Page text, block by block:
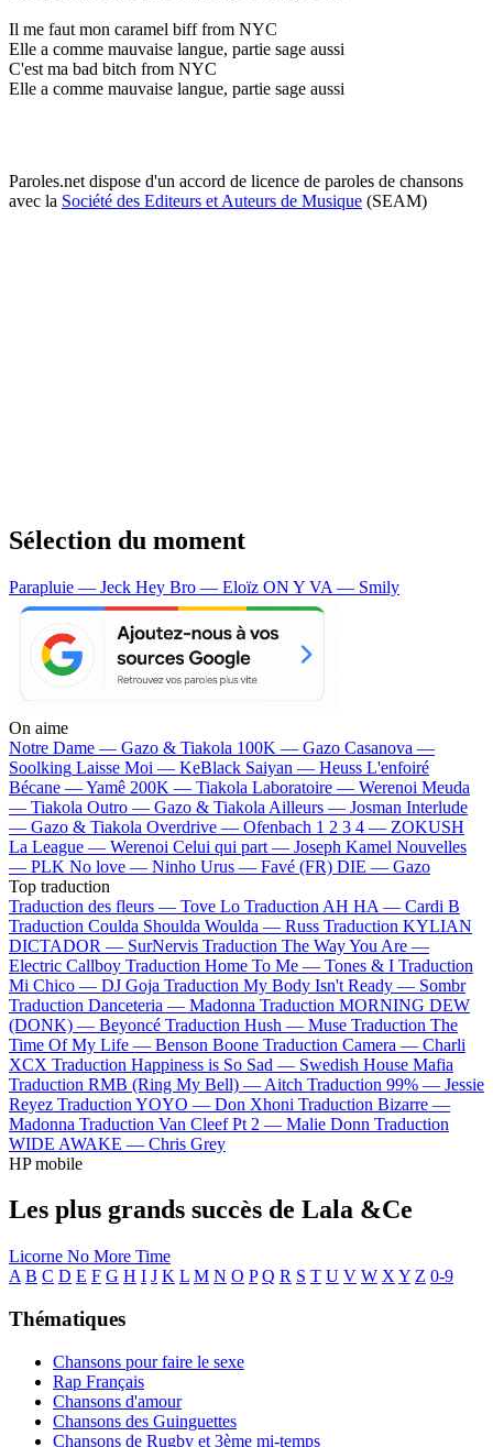
Il me faut mon caramel biff from NYC
Elle a comme mauvaise langue, partie sage aussi
C'est ma bad bitch from NYC
Elle a comme mauvaise langue, partie sage aussi
Paroles.net dispose d'un accord de licence de paroles de chansons
avec la Société des Editeurs et Auteurs de Musique (SEAM)
Sélection du moment
Parapluie — Jeck Hey Bro — Eloïz ON Y VA — Smily
On aime
Notre Dame — Gazo & Tiakola 100K — Gazo Casanova —
Soolking Laisse Moi — KeBlack Saiyan — Heuss L'enfoiré
Bécane —Yamê 200K — Tiakola Laboratoire — Werenoi Meuda
— Tiakola Outro — Gazo & Tiakola Ailleurs — Josman Interlude
— Gazo & Tiakola Overdrive — Ofenbach 1 2 3 4 — ZOKUSH
La League — Werenoi Celui qui part — Joseph Kamel Nouvelles
— PLK No love — Ninho Urus — Favé (FR) DIE — Gazo
Top traduction
Traduction des fleurs — Tove Lo Traduction AH HA — Cardi B
Traduction Coulda Shoulda Woulda — Russ Traduction KYLIAN
DICTADOR — SurNervis Traduction The Way You Are —
Electric Callboy Traduction Home To Me — Tones & I Traduction
Mi Chico — DJ Goja Traduction My Body Isn't Ready — Sombr
Traduction Danceteria — Madonna Traduction MORNING DEW
(DONK) — Beyoncé Traduction Hush — Muse Traduction The
Time Of My Life — Benson Boone Traduction Camera — Charli
XCX Traduction Happiness is So Sad — Swedish House Mafia
Traduction RMB (Ring My Bell) — Aitch Traduction 99% — Jessie
Reyez Traduction YOYO — Don Xhoni Traduction Bizarre —
Madonna Traduction Van Cleef Pt 2 — Malie Donn Traduction
WIDE AWAKE — Chris Grey
HP mobile
Les plus grands succès de Lala &Ce
Licorne No More Time
A B C D E F G H I J K L M N O P Q R S T U V W X Y Z 0-9
Thématiques
Chansons pour faire le sexe
Rap Français
Chansons d'amour
Chansons des Guinguettes
Chansons de Rugby et 3ème mi-temps